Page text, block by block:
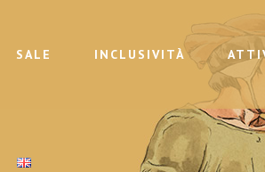
SALE INCLUSIVITÀ